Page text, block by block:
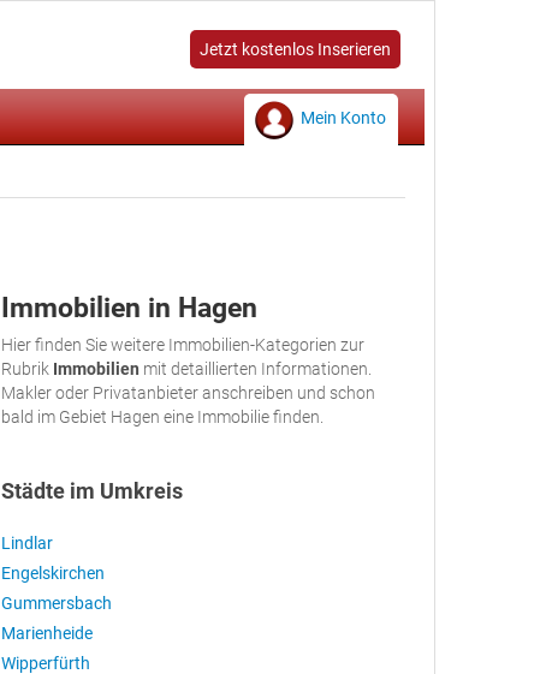
Jetzt kostenlos Inserieren
Mein Konto
Immobilien in Hagen
Hier finden Sie weitere Immobilien-Kategorien zur
Rubrik Immobilien mit detaillierten Informationen.
Makler oder Privatanbieter anschreiben und schon
bald im Gebiet Hagen eine Immobilie finden.
Städte im Umkreis
Lindlar
Engelskirchen
Gummersbach
Marienheide
Wipperfürth